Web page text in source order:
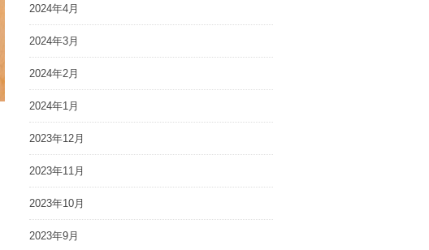
2024年4月
2024年3月
2024年2月
2024年1月
2023年12月
2023年11月
2023年10月
2023年9月